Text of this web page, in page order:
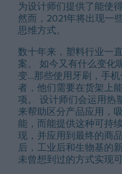
为设计师们提供了能使
然而，2021年将出现一
思维方式。
数十年来，塑料行业一
案。 如今又有什么变化
变…那些使用牙刷，手
者，他们需要在货架上
项。 设计师们会运用热
来帮助区分产品应用，
能，而能提供这种可持
现，并应用到最终的商
后，工业后和生物基的
未曾想到过的方式实现